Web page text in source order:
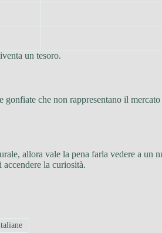
un tesoro.
che non rappresentano il
allora vale la pena farla vedere a un
la curiosità.